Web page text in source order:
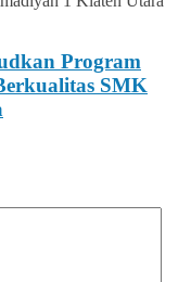
Program
SMK